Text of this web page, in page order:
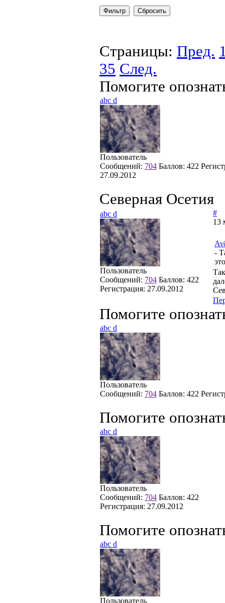
Страницы: Пред.
35 След.
Помогите
abc d
Пользователь
Сообщений: 704 Баллов: 422
27.09.2012
Северная Осетия
abc d
Пользователь
Сообщений: 704 Баллов: 422
Регистрация: 27.09.2012
#
13
-
Помогите
abc d
Пользователь
Сообщений: 704 Баллов: 422
Помогите
abc d
Пользователь
Сообщений: 704 Баллов: 422
Регистрация: 27.09.2012
Помогите
abc d
Пользователь